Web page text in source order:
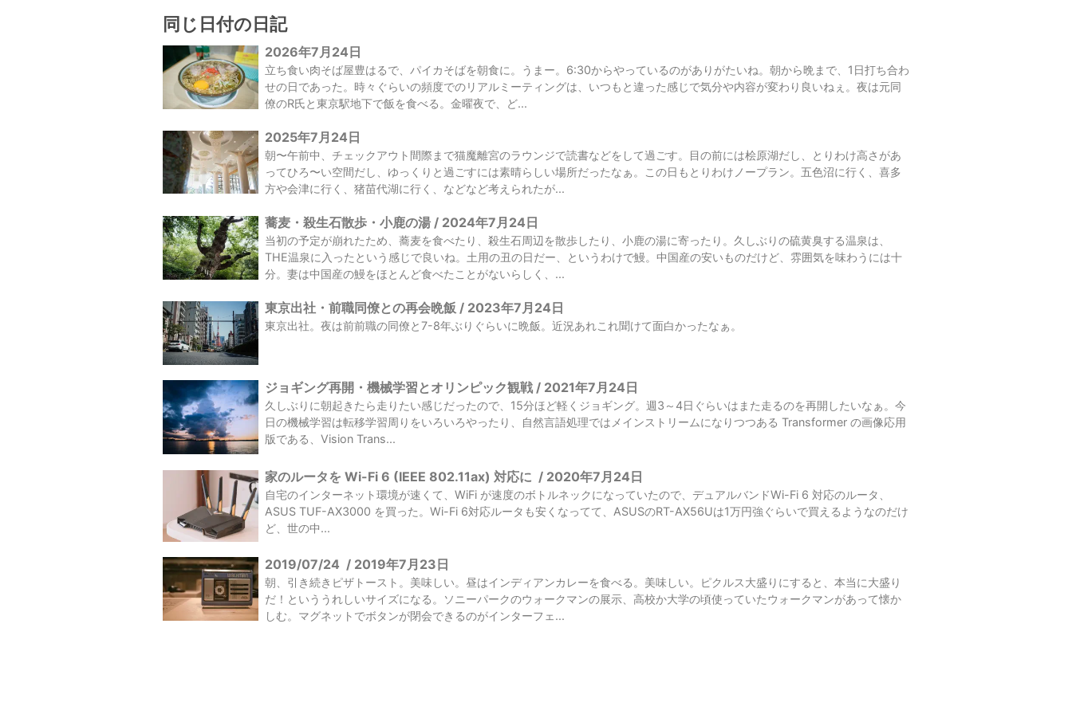
同じ日付の日記
2026年7月24日
立ち食い肉そば屋豊はるで、パイカそばを朝食に。うまー。6:30からやっているのがありがたいね。朝から晩まで、1日打ち合わ
せの日であった。時々ぐらいの頻度でのリアルミーティングは、いつもと違った感じで気分や内容が変わり良いねぇ。夜は元同
僚のR氏と東京駅地下で飯を食べる。金曜夜で、ど...
2025年7月24日
朝〜午前中、チェックアウト間際まで猫魔離宮のラウンジで読書などをして過ごす。目の前には桧原湖だし、とりわけ高さがあ
ってひろ〜い空間だし、ゆっくりと過ごすには素晴らしい場所だったなぁ。この日もとりわけノープラン。五色沼に行く、喜多
方や会津に行く、猪苗代湖に行く、などなど考えられたが...
蕎麦・殺生石散歩・小鹿の湯 / 2024年7月24日
当初の予定が崩れたため、蕎麦を食べたり、殺生石周辺を散歩したり、小鹿の湯に寄ったり。久しぶりの硫黄臭する温泉は、
THE温泉に入ったという感じで良いね。土用の丑の日だー、というわけで鰻。中国産の安いものだけど、雰囲気を味わうには十
分。妻は中国産の鰻をほとんど食べたことがないらしく、...
東京出社・前職同僚との再会晩飯 / 2023年7月24日
東京出社。夜は前前職の同僚と7-8年ぶりぐらいに晩飯。近況あれこれ聞けて面白かったなぁ。
ジョギング再開・機械学習とオリンピック観戦 / 2021年7月24日
久しぶりに朝起きたら走りたい感じだったので、15分ほど軽くジョギング。週3～4日ぐらいはまた走るのを再開したいなぁ。今
日の機械学習は転移学習周りをいろいろやったり、自然言語処理ではメインストリームになりつつある Transformer の画像応用
版である、Vision Trans...
家のルータを Wi-Fi 6 (IEEE 802.11ax) 対応に / 2020年7月24日
自宅のインターネット環境が速くて、WiFi が速度のボトルネックになっていたので、デュアルバンドWi-Fi 6 対応のルータ、
ASUS TUF-AX3000 を買った。Wi-Fi 6対応ルータも安くなってて、ASUSのRT-AX56Uは1万円強ぐらいで買えるようなのだけ
ど、世の中...
2019/07/24 / 2019年7月23日
朝、引き続きピザトースト。美味しい。昼はインディアンカレーを食べる。美味しい。ピクルス大盛りにすると、本当に大盛り
だ！といううれしいサイズになる。ソニーパークのウォークマンの展示、高校か大学の頃使っていたウォークマンがあって懐か
しむ。マグネットでボタンが閉会できるのがインターフェ...